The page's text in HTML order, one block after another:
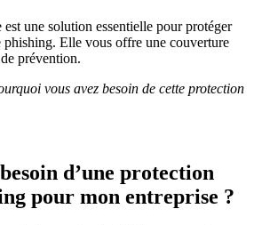
est une solution essentielle pour protéger
phishing. Elle vous offre une couverture
prévention.
vous avez besoin de cette protection
d’une protection
pour mon entreprise ?